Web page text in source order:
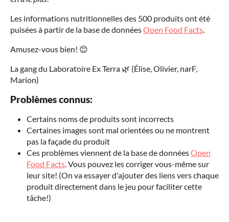
Les informations nutritionnelles des 500 produits ont été
puisées à partir de la base de donnéesOpen Food Facts.
Amusez-vous bien! 😊
La gang du Laboratoire Ex Terra 🌿 (Élise, Olivier, narF,
Marion)
Problèmes connus:
Certains noms de produits sont incorrects
Certaines images sont mal orientées ou ne montrent
pas la façade du produit
Ces problèmes viennent de la base de donnéesOpen
Food Facts. Vous pouvez les corriger vous-même sur
leur site! (On va essayer d'ajouter des liens vers chaque
produit directement dans le jeu pour faciliter cette
tâche!)